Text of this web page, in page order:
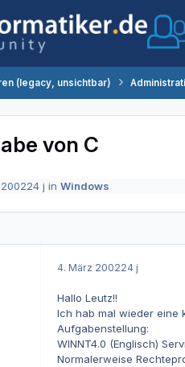
(legacy, unsichtbar)
von C
24 j in Windows
4. März 200224 j
Hallo Leutz!!
Ich hab mal wieder eine
Aufgabenstellung:
WINNT4.0 (Englisch)
Normalerweise